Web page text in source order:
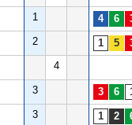
1
2
4
3
3